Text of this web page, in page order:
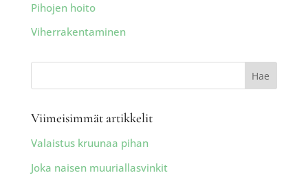
Pihojen hoito
Viherrakentaminen
Viimeisimmät artikkelit
Valaistus kruunaa pihan
Joka naisen muuriallasvinkit